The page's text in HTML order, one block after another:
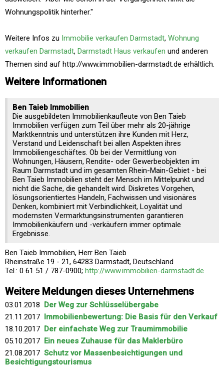
Wohnungspolitik hinterher."
Weitere Infos zu Immobilie verkaufen Darmstadt, Wohnung
verkaufen Darmstadt, Darmstadt Haus verkaufen und anderen
Themen sind auf http://www.immobilien-darmstadt.de erhältlich.
Weitere Informationen
Ben Taieb Immobilien
Die ausgebildeten Immobilienkaufleute von Ben Taieb
Immobilien verfügen zum Teil über mehr als 20-jährige
Marktkenntnis und unterstützen ihre Kunden mit Herz,
Verstand und Leidenschaft bei allen Aspekten ihres
Immobiliengeschäftes. Ob bei der Vermittlung von
Wohnungen, Häusern, Rendite- oder Gewerbeobjekten im
Raum Darmstadt und im gesamten Rhein-Main-Gebiet - bei
Ben Taieb Immobilien steht der Mensch im Mittelpunkt und
nicht die Sache, die gehandelt wird. Diskretes Vorgehen,
lösungsorientiertes Handeln, Fachwissen und visionäres
Denken, kombiniert mit Verbindlichkeit, Loyalität und
modernsten Vermarktungsinstrumenten garantieren
Immobilienkäufern und -verkäufern immer optimale
Ergebnisse.
Ben Taieb Immobilien, Herr Ben Taieb
Rheinstraße 19 - 21, 64283 Darmstadt, Deutschland
Tel.: 0 61 51 / 787-0900; http://www.immobilien-darmstadt.de
Weitere Meldungen dieses Unternehmens
03.01.2018 Der Weg zur Schlüsselübergabe
21.11.2017 Immobilienbewertung: Die Basis für den Verkauf
18.10.2017 Der einfachste Weg zur Traumimmobilie
05.10.2017 Ein neues Zuhause für das Maklerbüro
21.08.2017 Schutz vor Massenbesichtigungen und
Besichtigungstourismus